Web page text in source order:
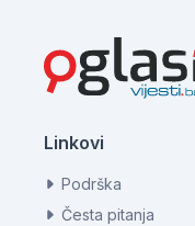
Linkovi
Podrška
Česta pitanja